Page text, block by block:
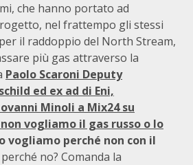
che hanno portato ad
nel frattempo gli stessi
il raddoppio del North Stream,
più gas attraverso la
Paolo Scaroni Deputy
ed ex ad di Eni,
Minoli a Mix24 su
vogliamo il gas russo o lo
vogliamo perché non con il
perché no? Comanda la